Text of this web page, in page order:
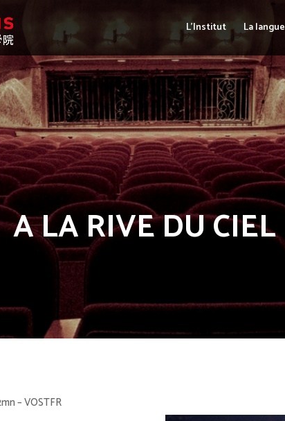
L’Institut La langue
A LA RIVE DU CIEL
– VOSTFR